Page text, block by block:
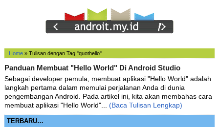
Home» Tulisan dengan Tag "quothello"
Panduan Membuat "Hello World" Di Android Studio
Sebagai developer pemula, membuat aplikasi "Hello World" adalah
langkah pertama dalam memulai perjalanan Anda di dunia
pengembangan Android. Pada artikel ini, kita akan membahas cara
membuat aplikasi "Hello World"... (Baca Tulisan Lengkap)
TERBARU…